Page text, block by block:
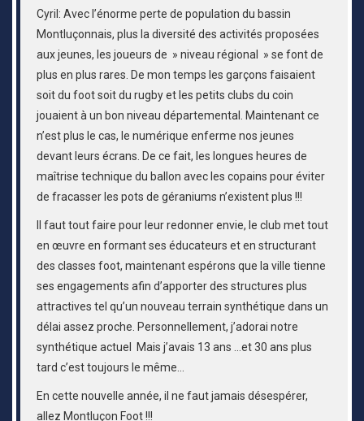
Cyril: Avec l’énorme perte de population du bassin
Montluçonnais, plus la diversité des activités proposées
aux jeunes, les joueurs de » niveau régional » se font de
plus en plus rares. De mon temps les garçons faisaient
soit du foot soit du rugby et les petits clubs du coin
jouaient à un bon niveau départemental. Maintenant ce
n’est plus le cas, le numérique enferme nos jeunes
devant leurs écrans. De ce fait, les longues heures de
maîtrise technique du ballon avec les copains pour éviter
de fracasser les pots de géraniums n’existent plus !!!
Il faut tout faire pour leur redonner envie, le club met tout
en œuvre en formant ses éducateurs et en structurant
des classes foot, maintenant espérons que la ville tienne
ses engagements afin d’apporter des structures plus
attractives tel qu’un nouveau terrain synthétique dans un
délai assez proche. Personnellement, j’adorai notre
synthétique actuel Mais j’avais 13 ans …et 30 ans plus
tard c’est toujours le même…
En cette nouvelle année, il ne faut jamais désespérer,
allez Montluçon Foot !!!